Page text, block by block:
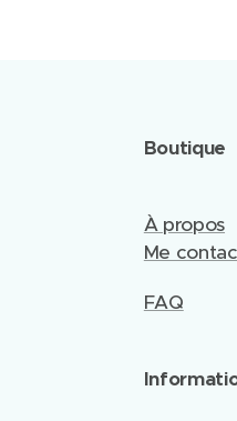
Boutique
À propos
Me
FAQ